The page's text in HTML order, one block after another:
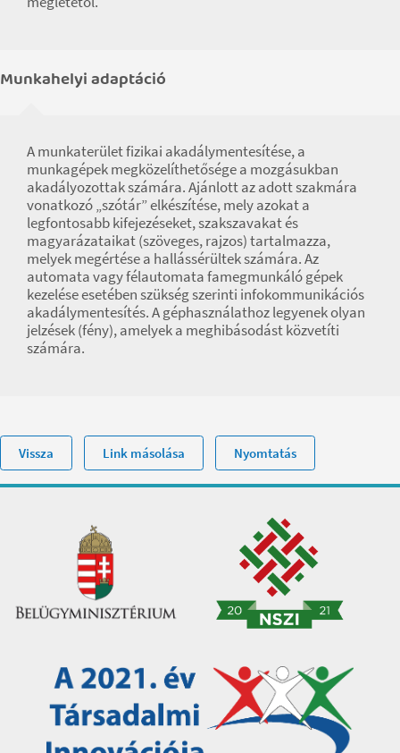
Munkahelyi adaptáció
A munkaterület fizikai akadálymentesítése, a
munkagépek megközelíthetősége a mozgásukban
akadályozottak számára. Ajánlott az adott szakmára
vonatkozó „szótár” elkészítése, mely azokat a
legfontosabb kifejezéseket, szakszavakat és
magyarázataikat (szöveges, rajzos) tartalmazza,
melyek megértése a hallássérültek számára. Az
automata vagy félautomata famegmunkáló gépek
kezelése esetében szükség szerinti infokommunikációs
akadálymentesítés. A géphasználathoz legyenek olyan
jelzések (fény), amelyek a meghibásodást közvetíti
számára.
Vissza Link másolása Nyomtatás